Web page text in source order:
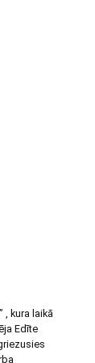
, kura laikā
Edīte